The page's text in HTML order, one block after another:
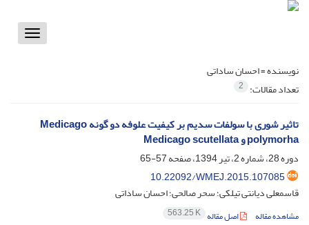
Toggle
نویسنده =احسان ساداتی
تعداد مقالات: 2
تاثیر شوری با سولفات سدیم بر کیفیت علوفه دو گونه Medicago
polymorha و Medicago scutellata
دوره 28، شماره 2، تیر 1394، صفحه
57-65
10.22092/WMEJ.2015.107085
قاسمعلی دیانتی تیلکی؛ سحر صالحی؛ احسان ساداتی
مشاهده مقاله اصل مقاله 563.25 K